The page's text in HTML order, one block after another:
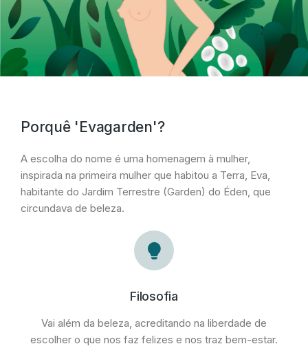
Porquê 'Evagarden'?
A escolha do nome é uma homenagem à mulher,
inspirada na primeira mulher que habitou a Terra, Eva,
habitante do Jardim Terrestre (Garden) do Éden, que
circundava de beleza.
Filosofia
Vai além da beleza, acreditando na liberdade de
escolher o que nos faz felizes e nos traz bem-estar.